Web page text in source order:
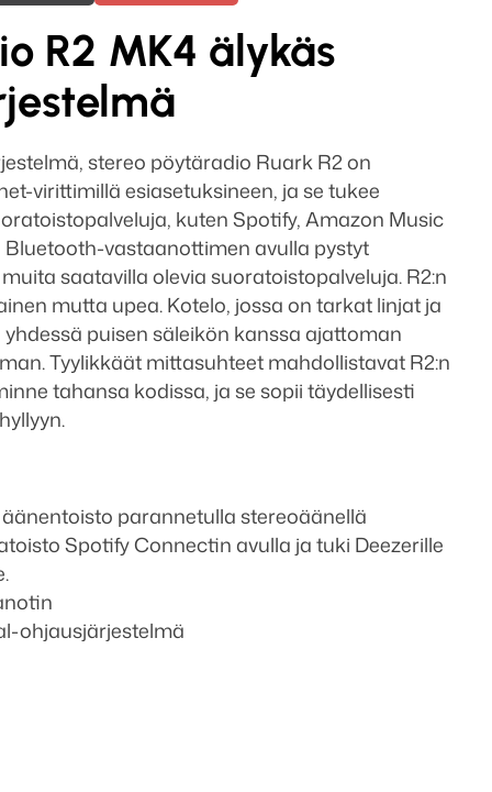
R2 MK4 älykäs
stereo pöytäradio Ruark R2 on
virittimillä esiasetuksineen, ja se tukee
kuten Spotify, Amazon Music
Bluetooth-vastaanottimen avulla pystyt
saatavilla olevia suoratoistopalveluja. R2:n
mutta upea. Kotelo, jossa on tarkat linjat ja
puisen säleikön kanssa ajattoman
Tyylikkäät mittasuhteet mahdollistavat R2:n
tahansa kodissa, ja se sopii täydellisesti
parannetulla stereoäänellä
Spotify Connectin avulla ja tuki Deezerille
ohjausjärjestelmä